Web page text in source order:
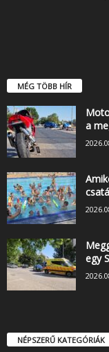
MÉG TÖBB HÍR
a
egy
NÉPSZERŰ KATEGÓRIÁK